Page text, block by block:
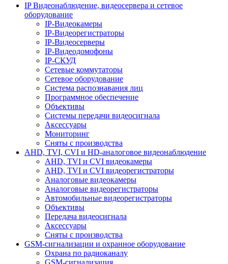
IP Видеонаблюдение, видеосервера и сетевое
оборудование
IP-Видеокамеры
IP-Видеорегистраторы
IP-Видеосерверы
IP-Видеодомофоны
IP-СКУД
Сетевые коммутаторы
Сетевое оборудование
Система распознавания лиц
Программное обеспечение
Объективы
Системы передачи видеосигнала
Аксессуары
Мониторинг
Сняты с производства
AHD, TVI, CVI и HD-аналоговое видеонаблюдение
AHD, TVI и CVI видеокамеры
AHD, TVI и CVI видеорегистраторы
Аналоговые видеокамеры
Аналоговые видеорегистраторы
Автомобильные видеорегистраторы
Объективы
Передача видеосигнала
Аксессуары
Сняты с производства
GSM-сигнализации и охранное оборудование
Охрана по радиоканалу
GSM-сигнализация